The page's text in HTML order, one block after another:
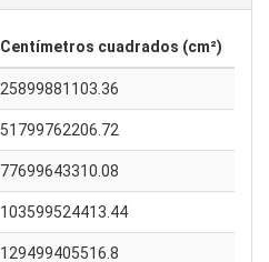
Centímetros cuadrados (cm²)
25899881103.36
51799762206.72
77699643310.08
103599524413.44
129499405516.8